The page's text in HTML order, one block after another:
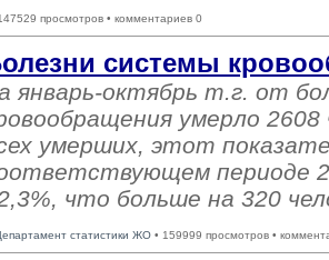
просмотров • комментариев 0
системы
январь-октябрь т.г. от
умерло
умерших, этот
периоде
что больше на 320
статистики ЖО • 159999 просмотров •